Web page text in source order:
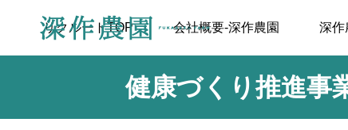
リクルートTOP 会社概要-深作農園 深作
健康づくり推進事